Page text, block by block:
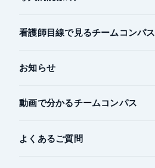
看護師目線で見るチームコンパス
お知らせ
動画で分かるチームコンパス
よくあるご質問